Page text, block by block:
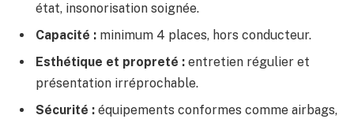
état, insonorisation soignée.
Capacité : minimum 4 places, hors conducteur.
Esthétique et propreté : entretien régulier et
présentation irréprochable.
Sécurité : équipements conformes comme airbags,